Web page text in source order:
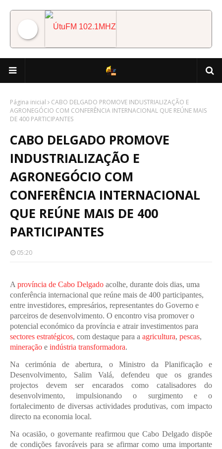
ÚtuFM 102.1MHZ
Página inicial
CABO DELGADO PROMOVE INDUSTRIALIZAÇÃO E
AGRONEGÓCIO COM CONFERÊNCIA INTERNACIONAL QUE REÚNE MAIS
DE 400 PARTICIPANTES
CABO DELGADO PROMOVE
INDUSTRIALIZAÇÃO E
AGRONEGÓCIO COM
CONFERÊNCIA INTERNACIONAL
QUE REÚNE MAIS DE 400
PARTICIPANTES
05:20
A província de Cabo Delgado acolhe, durante dois dias, uma
conferência internacional que reúne mais de 400 participantes,
entre investidores, empresários, representantes do Governo e
parceiros de desenvolvimento. O encontro visa promover o
potencial económico da província e atrair investimentos para
sectores estratégicos, com destaque para a agricultura, pescas,
mineração e indústria transformadora.
Na cerimónia de abertura, o Ministro da Planificação e
Desenvolvimento, Salim Valá, defendeu que os grandes
projectos devem ser encarados como catalisadores do
desenvolvimento, impulsionando o surgimento e o
fortalecimento de diversas actividades produtivas, com impacto
directo na economia local.
Na ocasião, o governante reafirmou que Cabo Delgado dispõe
de condições favoráveis para se afirmar como uma importante